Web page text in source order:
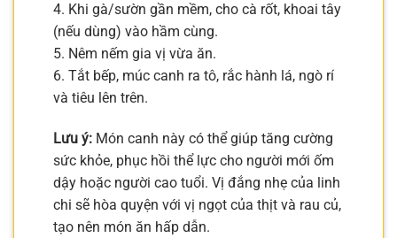
4. Khi gà/sườn gần mềm, cho cà rốt, khoai tây
(nếu dùng) vào hầm cùng.
5. Nêm nếm gia vị vừa ăn.
6. Tắt bếp, múc canh ra tô, rắc hành lá, ngò rí
và tiêu lên trên.
Lưu ý: Món canh này có thể giúp tăng cường
sức khỏe, phục hồi thể lực cho người mới ốm
dậy hoặc người cao tuổi. Vị đắng nhẹ của linh
chi sẽ hòa quyện với vị ngọt của thịt và rau củ,
tạo nên món ăn hấp dẫn.